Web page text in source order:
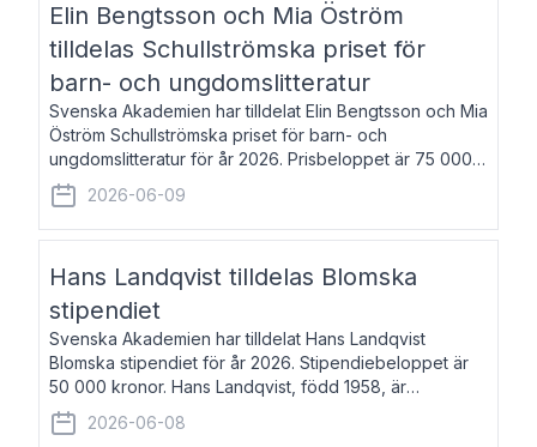
Elin Bengtsson och Mia Öström
tilldelas Schullströmska priset för
barn- och ungdomslitteratur
Svenska Akademien har tilldelat Elin Bengtsson och Mia
Öström Schullströmska priset för barn- och
ungdomslitteratur för år 2026. Prisbeloppet är 75 000
kronor vardera. Elin Bengtsson, född 1987, är författare
och forskare i genusvetenskap.
2026-06-09
Hans Landqvist tilldelas Blomska
stipendiet
Svenska Akademien har tilldelat Hans Landqvist
Blomska stipendiet för år 2026. Stipendiebeloppet är
50 000 kronor. Hans Landqvist, född 1958, är
professor i svenska vid Göteborgs universitet. Han
disputerade år 2000 på avhandlingen Författn
2026-06-08